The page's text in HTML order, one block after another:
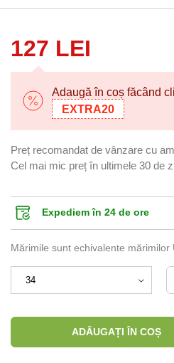
127 LEI
Adaugă în coș făcând
EXTRA20
Preț recomandat de vânzare cu
Cel mai mic preț în ultimele 30 de
Expediem în 24 de ore
Mărimile sunt echivalente mărimilor
ADĂUGAȚI ÎN COȘ